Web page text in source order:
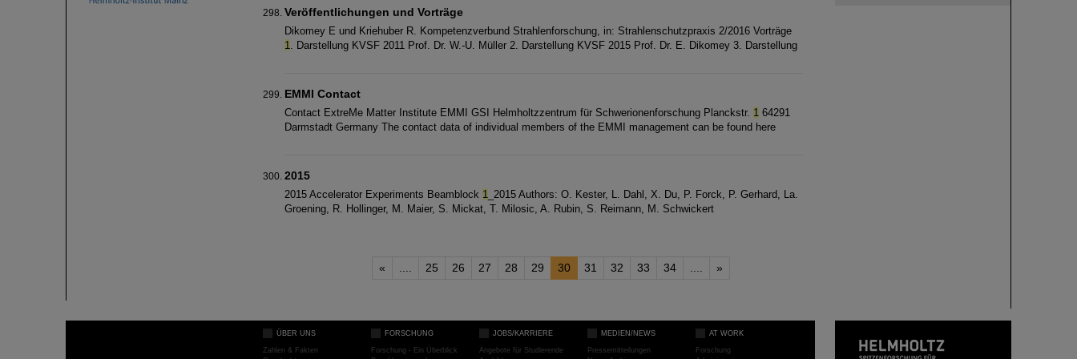
Veröffentlichungen und Vorträge
Dikomey E und Kriehuber R. Kompetenzverbund Strahlenforschung, in: Strahlenschutzpraxis 2/2016 Vorträge
1. Darstellung KVSF 2011 Prof. Dr. W.-U. Müller 2. Darstellung KVSF 2015 Prof. Dr. E. Dikomey 3. Darstellung
EMMI Contact
Contact ExtreMe Matter Institute EMMI GSI Helmholtzzentrum für Schwerionenforschung Planckstr. 1 64291
Darmstadt Germany The contact data of individual members of the EMMI management can be found here
2015
2015 Accelerator Experiments Beamblock 1 _2015 Authors: O. Kester, L. Dahl, X. Du, P. Forck, P. Gerhard, La.
Groening, R. Hollinger, M. Maier, S. Mickat, T. Milosic, A. Rubin, S. Reimann, M. Schwickert
« 25 26 27 28 29 30 31 32 33 34 »
ÜBER UNS
Zahlen & Fakten
FORSCHUNG
Forschung - Ein Überblick
JOBS/KARRIERE
Angebote für Studierende
MEDIEN/NEWS
Pressemitteilungen
AT WORK
Forschung